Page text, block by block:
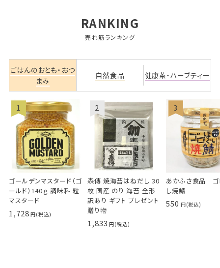
RANKING
売れ筋ランキング
ごはんのおとも・おつ
まみ
自然食品 健康茶・ハーブティー
ゴールデンマスタード（ゴ
ールド）140ｇ 調味料 粒
マスタード
1,728
森傳 焼海苔はねだし 30
枚 国産 のり 海苔 全形
訳あり ギフト プレゼント
贈り物
1,833
あかふさ食品 ゴ
し焼鯖
550